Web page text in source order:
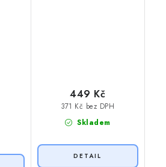
Skladem
371 Kč bez DPH
449 Kč